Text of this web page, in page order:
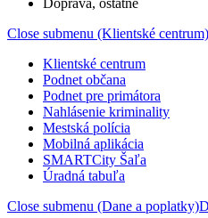
Doprava, ostatné
Close submenu (Klientské centrum)
Klientské centrum
Podnet občana
Podnet pre primátora
Nahlásenie kriminality
Mestská polícia
Mobilná aplikácia
SMARTCity Šaľa
Úradná tabuľa
Close submenu (Dane a poplatky)